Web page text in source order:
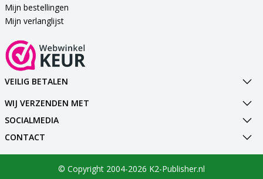
Mijn bestellingen
Mijn verlanglijst
VEILIG BETALEN
WIJ VERZENDEN MET
SOCIALMEDIA
CONTACT
© Copyright 2004-2026 K2-Publisher.nl